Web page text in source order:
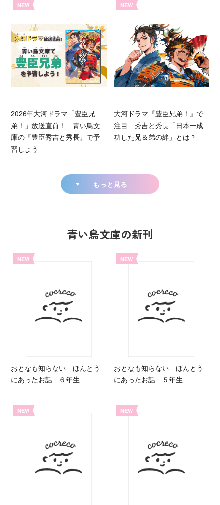
NEW
2026年大河ドラマ「豊臣兄
弟！」放送直前！ 青い鳥文
庫の『豊臣秀吉と秀長』で予
習しよう
NEW
大河ドラマ『豊臣兄弟！』で
注目 秀吉と秀長「日本一成
功した兄＆弟の絆」とは？
もっと見る
青い鳥文庫の新刊
NEW
おとなも知らない ほんとう
にあったお話 ６年生
NEW
おとなも知らない ほんとう
にあったお話 ５年生
NEW NEW